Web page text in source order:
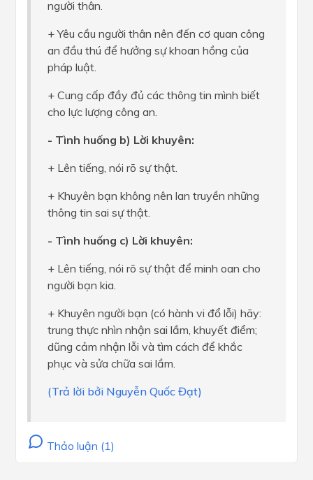
người thân.
+ Yêu cầu người thân nên đến cơ quan công
an đầu thú để hưởng sự khoan hồng của
pháp luật.
+ Cung cấp đầy đủ các thông tin mình biết
cho lực lượng công an.
- Tình huống b) Lời khuyên:
+ Lên tiếng, nói rõ sự thật.
+ Khuyên bạn không nên lan truyền những
thông tin sai sự thật.
- Tình huống c) Lời khuyên:
+ Lên tiếng, nói rõ sự thật để minh oan cho
người bạn kia.
+ Khuyên người bạn (có hành vi đổ lỗi) hãy:
trung thực nhìn nhận sai lầm, khuyết điểm;
dũng cảm nhận lỗi và tìm cách để khắc
phục và sửa chữa sai lầm.
(Trả lời bởi Nguyễn Quốc Đạt)
Thảo luận (1)